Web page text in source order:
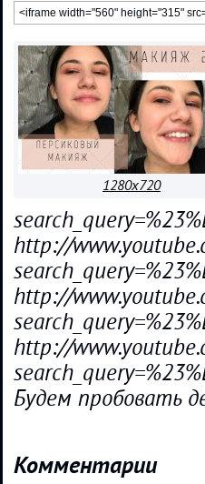
1280x720
http://
http://
http://
Будем пробовать
Комментарии